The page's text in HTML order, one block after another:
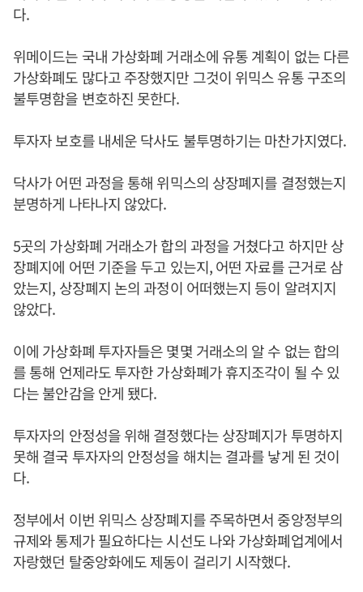
다.
위메이드는 국내 가상화폐 거래소에 유통 계획이 없는 다른
가상화폐도 많다고 주장했지만 그것이 위믹스 유통 구조의
불투명함을 변호하진 못한다.
투자자 보호를 내세운 닥사도 불투명하기는 마찬가지였다.
닥사가 어떤 과정을 통해 위믹스의 상장폐지를 결정했는지
분명하게 나타나지 않았다.
5곳의 가상화폐 거래소가 합의 과정을 거쳤다고 하지만 상
장폐지에 어떤 기준을 두고 있는지, 어떤 자료를 근거로 삼
았는지, 상장폐지 논의 과정이 어떠했는지 등이 알려지지
않았다.
이에 가상화폐 투자자들은 몇몇 거래소의 알 수 없는 합의
를 통해 언제라도 투자한 가상화폐가 휴지조각이 될 수 있
다는 불안감을 안게 됐다.
투자자의 안정성을 위해 결정했다는 상장폐지가 투명하지
못해 결국 투자자의 안정성을 해치는 결과를 낳게 된 것이
다.
정부에서 이번 위믹스 상장폐지를 주목하면서 중앙정부의
규제와 통제가 필요하다는 시선도 나와 가상화폐업계에서
자랑했던 탈중앙화에도 제동이 걸리기 시작했다.